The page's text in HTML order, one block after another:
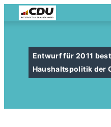
Entwurf für 2011
Haushaltspolitik der